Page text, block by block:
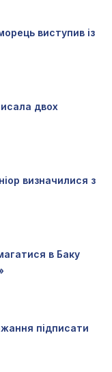
виступив із
двох
визначилися з
в Баку
підписати